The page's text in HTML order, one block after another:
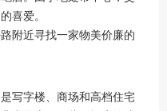
喜爱。
附近寻找一家物美价廉的
写字楼、商场和高档住宅